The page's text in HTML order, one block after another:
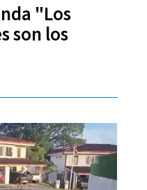
"Los
son los